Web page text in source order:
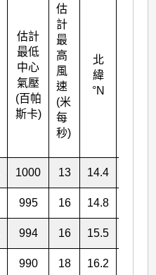
估計
最低
中心
氣壓
(百帕
斯卡)
估
計
最
高
風
速
(米
每
秒)
北
緯
°N
1000 13 14.4
995 16 14.8
994 16 15.5
990 18 16.2